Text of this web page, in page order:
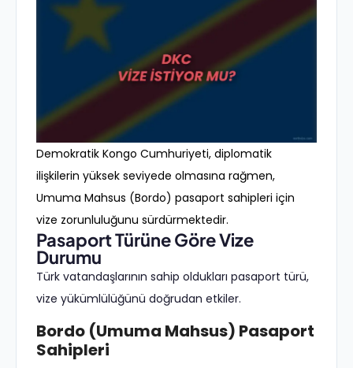
Demokratik Kongo Cumhuriyeti, diplomatik
ilişkilerin yüksek seviyede olmasına rağmen,
Umuma Mahsus (Bordo) pasaport sahipleri için
vize zorunluluğunu sürdürmektedir.
Pasaport Türüne Göre Vize
Durumu
Türk vatandaşlarının sahip oldukları pasaport türü,
vize yükümlülüğünü doğrudan etkiler.
Bordo (Umuma Mahsus) Pasaport
Sahipleri